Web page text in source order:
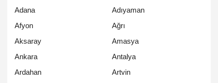
Adana
Adıyaman
Afyon
Ağrı
Aksaray
Amasya
Ankara
Antalya
Ardahan
Artvin